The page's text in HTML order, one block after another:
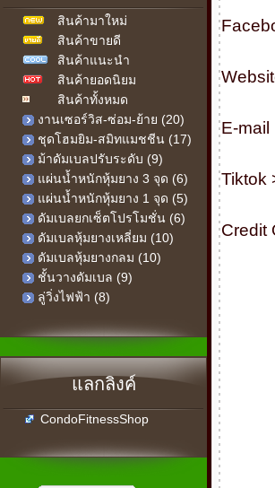
เรามีคำตอบ
เรายินดีให้บริการ
สินค้ามาใหม่
สินค้าขายดี
สินค้าแนะนำ
สินค้ายอดนิยม
สินค้าทั้งหมด
งานเซอร์วิส-ซ่อม-ย้าย (20)
ชุดโฮมยิม-สมิทแมชชีน (17)
ม้าดัมเบลปรับระดับ (9)
แผ่นน้ำหนักหุ้มยาง 3 จุด (6)
แผ่นน้ำหนักหุ้มยาง 1 จุด (5)
ดัมเบลยกเซ็ตโปรโมชั่น (6)
ดัมเบลหุ้มยางเหลี่ยม (10)
ดัมเบลหุ้มยางกลม (10)
ชั้นวางดัมเบล (9)
ลู่วิ่งไฟฟ้า (8)
แลกลิงค์
CondoFitnessShop
E-mail
Tiktok
Credit